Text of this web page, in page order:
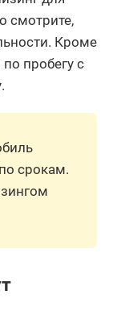
смотрите,
Кроме
пробегу с
срокам.